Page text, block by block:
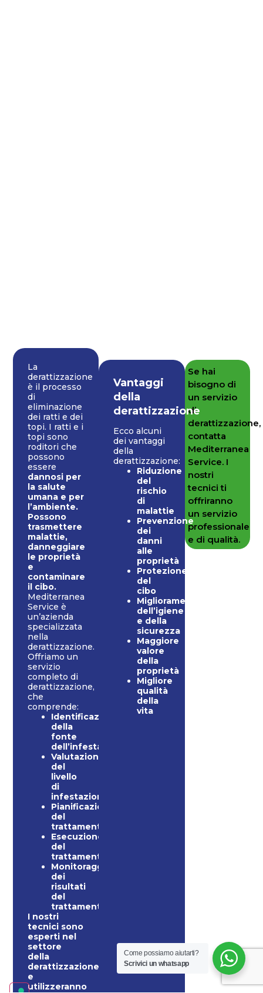
Se hai
bisogno di
un servizio
di
derattizzazione,
contatta
Mediterranea
Service. I
nostri
tecnici ti
offriranno
un servizio
professionale
e di qualità.
La
derattizzazione
è il processo
di
eliminazione
dei ratti e dei
topi. I ratti e i
topi sono
roditori che
possono
essere
dannosi per
la salute
umana e per
l’ambiente.
Possono
trasmettere
malattie,
danneggiare
le proprietà
e
contaminare
il cibo.
Mediterranea
Service è
un’azienda
specializzata
nella
derattizzazione.
Offriamo un
servizio
completo di
derattizzazione,
che
comprende:
Identificazione
della
fonte
dell’infestazione
Valutazione
del
livello
di
infestazione
Pianificazione
del
trattamento
Esecuzione
del
trattamento
Monitoraggio
dei
risultati
del
trattamento
I nostri
tecnici sono
esperti nel
settore
della
derattizzazione
e
utilizzeranno
Vantaggi
della
derattizzazione
Ecco alcuni
dei vantaggi
della
derattizzazione:
Riduzione
del
rischio
di
malattie
Prevenzione
dei
danni
alle
proprietà
Protezione
del
cibo
Miglioramento
dell’igiene
e della
sicurezza
Maggiore
valore
della
proprietà
Migliore
qualità
della
vita
Come possiamo aiutarti?
Scrivici un whatsapp